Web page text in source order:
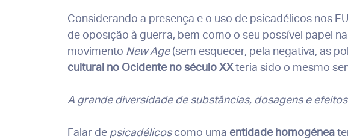
Considerando a presença e o uso de psicadélicos nos
de oposição à guerra, bem como o seu possível papel
movimento New Age(sem esquecer, pela negativa, as
cultural no Ocidente no século XXteria sido o mesmo
A grande diversidade de substâncias, dosagens e efeitos
Falar de psicadélicoscomo uma entidade homogénea